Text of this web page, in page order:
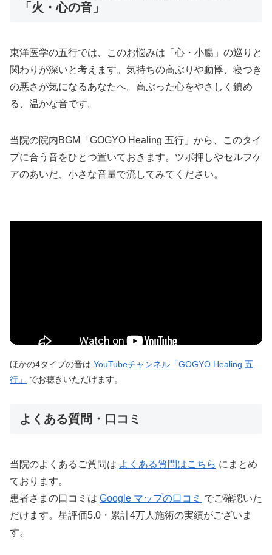
「火・心の音」
東洋医学の五行では、このお悩みは「心・小腸」の巡りと
関わりが深いと考えます。気持ちの高ぶりや動悸、寝つき
の悪さが気になるあなたへ。高ぶった心をやさしく鎮め
る、温かな音です。
当院の院内BGM「GOGYO Healing 五行」から、このタイ
プに合う音をひとつ置いておきます。ツボ押しやセルフケ
アのあいだ、小さな音量で流してみてください。
ほかの4タイプの音は YouTubeチャンネル「GOGYO Healing 五
行」
でお聴きいただけます。
よくある質問・口コミ
当院のよくあるご質問は よくある質問はこちら にまとめ
ております。
患者さまの口コミは Google マップの口コミ でご確認いた
だけます。星評価5.0・累計4万人施術の実績がございま
す。